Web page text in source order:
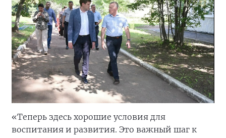
«Теперь здесь хорошие условия для
воспитания и развития. Это важный шаг к